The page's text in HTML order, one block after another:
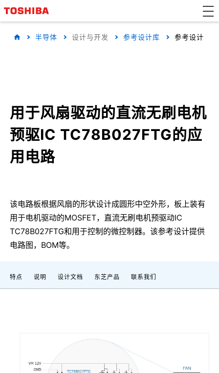
半导体 设计与开发 参考设计库 参考设计
用于风扇驱动的直流无刷电机
预驱IC TC78B027FTG的应
用电路
该电路板根据风扇的形状设计成圆形中空外形，板上装有
用于电机驱动的MOSFET，直流无刷电机预驱动IC
TC78B027FTG和用于控制的微控制器。该参考设计提供
电路图，BOM等。
特点 说明 设计文档 东芝产品 联系我们